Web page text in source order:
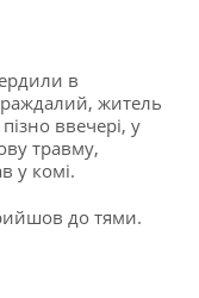
в
житель
ввечері, у
травму,
у комі.
до тями.